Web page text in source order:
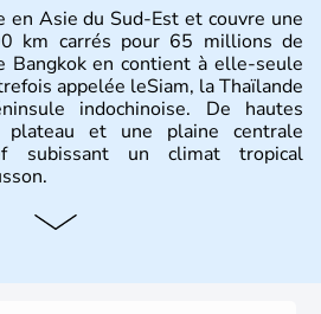
en Asie du Sud-Est et couvre une
km carrés pour 65 millions de
Bangkok en contient à elle-seule
appelée leSiam, la Thaïlande
indochinoise. De hautes
plateau et une plaine centrale
subissant un climat tropical